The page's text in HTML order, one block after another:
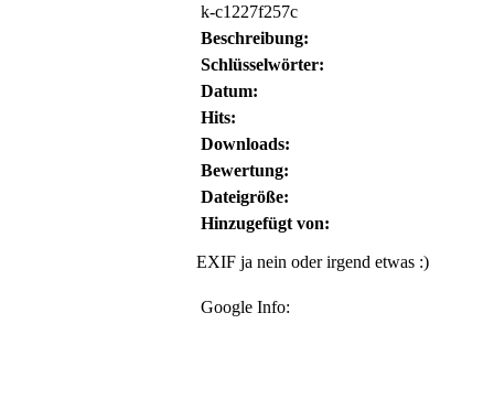
k-c1227f257c
Beschreibung:
Schlüsselwörter:
Datum:
Hits:
Downloads:
Bewertung:
Dateigröße:
Hinzugefügt von:
EXIF ja nein oder irgend etwas :)
Google Info: